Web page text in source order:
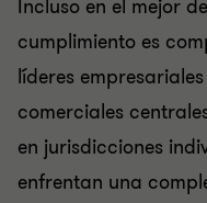
Incluso en el mejor
cumplimiento es
líderes
comerciales
en jurisdicciones
enfrentan una